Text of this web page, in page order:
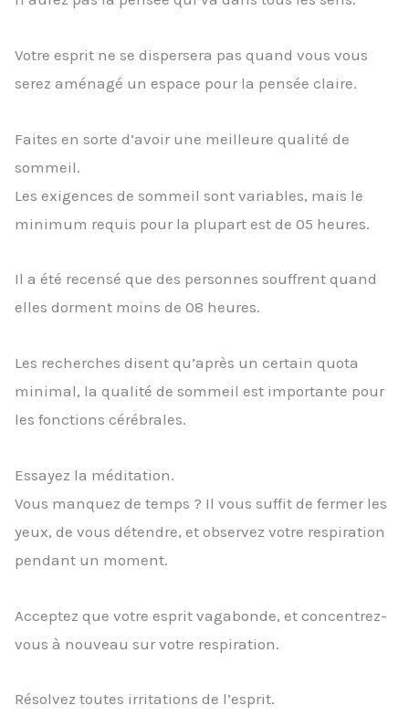
Votre esprit ne se dispersera pas quand vous vous
serez aménagé un espace pour la pensée claire.
Faites en sorte d’avoir une meilleure qualité de
sommeil.
Les exigences de sommeil sont variables, mais le
minimum requis pour la plupart est de 05 heures.
Il a été recensé que des personnes souffrent quand
elles dorment moins de 08 heures.
Les recherches disent qu’après un certain quota
minimal, la qualité de sommeil est importante pour
les fonctions cérébrales.
Essayez la méditation.
Vous manquez de temps ? Il vous suffit de fermer les
yeux, de vous détendre, et observez votre respiration
pendant un moment.
Acceptez que votre esprit vagabonde, et concentrez-
vous à nouveau sur votre respiration.
Résolvez toutes irritations de l’esprit.